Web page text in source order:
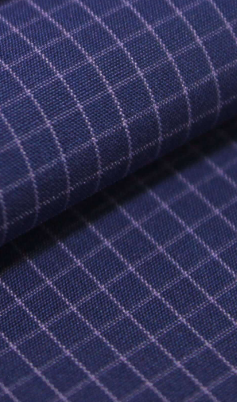
NOTICIAS CREDITEX
HECHOS DE IMPORTANCIA (SMV)
INFORMACIÓN FINANCIERA (SMV)
MEMORIAS (SMV)
PROCEDIMIENTO DE PROTECCIÓN A LOS
ACCIONISTAS MINORITARIOS
NORMAS INTERNAS DE CONDUCTA